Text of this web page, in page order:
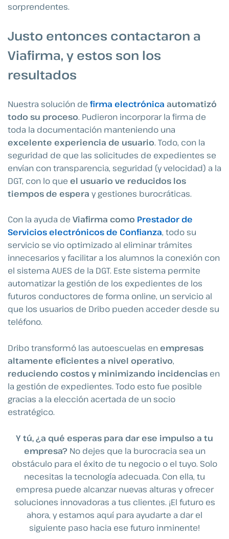
sorprendentes.
Justo entonces contactaron a
Viafirma, y estos son los
resultados
Nuestra solución de firma electrónica automatizó
todo su proceso. Pudieron incorporar la firma de
toda la documentación manteniendo una
excelente experiencia de usuario. Todo, con la
seguridad de que las solicitudes de expedientes se
envían con transparencia, seguridad (y velocidad) a la
DGT, con lo que el usuario ve reducidos los
tiempos de espera y gestiones burocráticas.
Con la ayuda de Viafirma como Prestador de
Servicios electrónicos de Confianza, todo su
servicio se vio optimizado al eliminar trámites
innecesarios y facilitar a los alumnos la conexión con
el sistema AUES de la DGT. Este sistema permite
automatizar la gestión de los expedientes de los
futuros conductores de forma online, un servicio al
que los usuarios de Dribo pueden acceder desde su
teléfono.
Dribo transformó las autoescuelas en empresas
altamente eficientes a nivel operativo,
reduciendo costos y minimizando incidencias en
la gestión de expedientes. Todo esto fue posible
gracias a la elección acertada de un socio
estratégico.
Y tú, ¿a qué esperas para dar ese impulso a tu
empresa? No dejes que la burocracia sea un
obstáculo para el éxito de tu negocio o el tuyo. Solo
necesitas la tecnología adecuada. Con ella, tu
empresa puede alcanzar nuevas alturas y ofrecer
soluciones innovadoras a tus clientes. ¡El futuro es
ahora, y estamos aquí para ayudarte a dar el
siguiente paso hacia ese futuro inminente!